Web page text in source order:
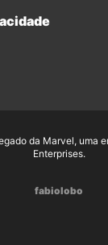
da Marvel, uma
Enterprises.
fabiolobo